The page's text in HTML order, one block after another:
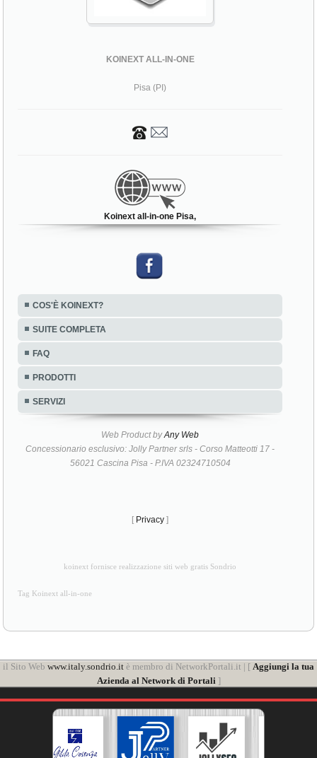
KOINEXT ALL-IN-ONE
Pisa (PI)
Koinext all-in-one Pisa,
COS'È KOINEXT?
SUITE COMPLETA
FAQ
PRODOTTI
SERVIZI
Web Product byAny Web
Concessionario esclusivo: Jolly Partner srls - Corso Matteotti 17 -
56021 Cascina Pisa - P.IVA 02324710504
[ Privacy ]
koinext fornisce realizzazione siti web gratis Sondrio
Tag Koinext all-in-one
il Sito Web www.italy.sondrio.it è membro di NetworkPortali.it | [ Aggiungi la tua
Azienda al Network di Portali]